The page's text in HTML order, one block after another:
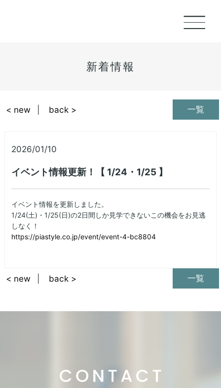
新着情報
一覧
< new back >
2026/01/10
イベント情報更新！【 1/24・1/25 】
イベント情報を更新しました。
1/24(土)・1/25(日)の2日間しか見学できないこの機会をお見逃
しなく！
https://piastyle.co.jp/event/event-4-bc8804
一覧
< new back >